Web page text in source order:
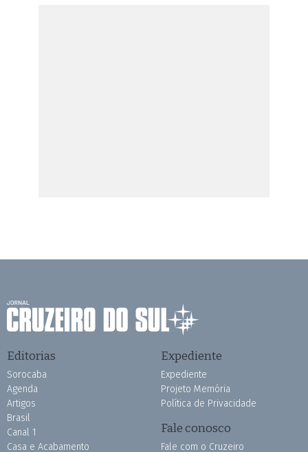
Editorias
Sorocaba
Agenda
Artigos
Brasil
Canal 1
Casa e Acabamento
Expediente
Expediente
Projeto Memória
Política de Privacidade
Fale conosco
Fale com o Cruzeiro